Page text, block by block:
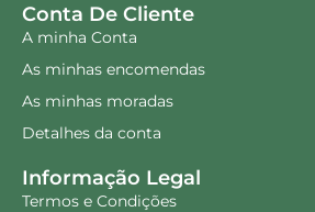
Conta De Cliente
A minha Conta
As minhas encomendas
As minhas moradas
Detalhes da conta
Informação Legal
Termos e Condições